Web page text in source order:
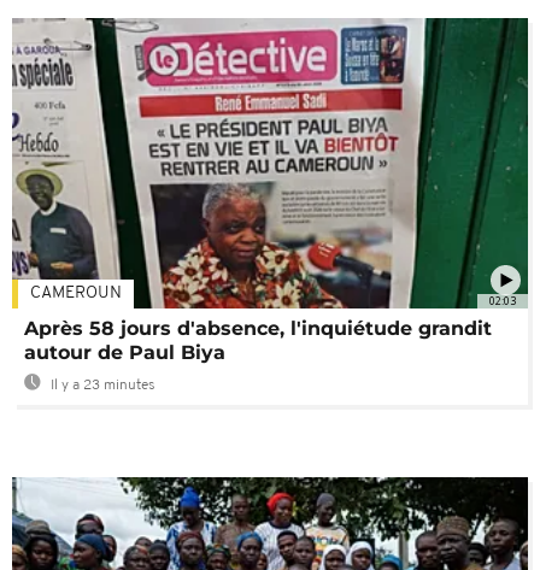
02:03
CAMEROUN
Après 58 jours d'absence, l'inquiétude grandit
autour de Paul Biya
Il y a 23 minutes